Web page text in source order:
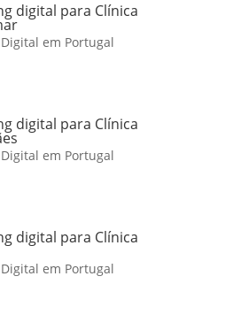
digital para Clínica
em Portugal
digital para Clínica
em Portugal
digital para Clínica
em Portugal